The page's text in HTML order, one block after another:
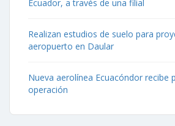
Ecuador, a través de una filial
Realizan estudios de suelo para
aeropuerto en Daular
Nueva aerolínea Ecuacóndor recibe
operación